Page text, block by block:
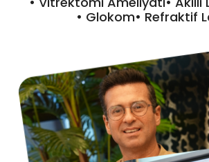
• Glokom• Refraktif